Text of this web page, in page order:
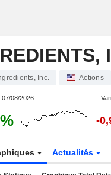
Inc. Actions
07/08/2026
-
Actualités